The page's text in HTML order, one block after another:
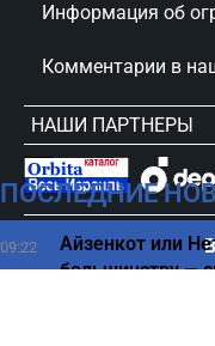
ПОСЛЕДНИЕ
09:22
Айзенкот или
большинству —
Информация об
Комментарии в
НАШИ ПАРТНЕРЫ
сursorinfo.co.il ©